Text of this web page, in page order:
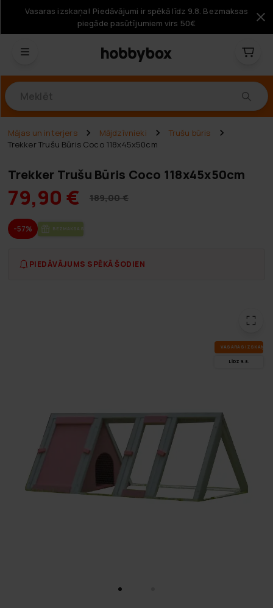
Vasaras izskaņa! Piedāvājumi ir spēkā līdz 9.8. Bezmaksas
piegāde pasūtījumiem virs 50€
Mājas un interjers Mājdzīvnieki
Trušu būris
Trekker Trušu Būris Coco 118x45x50cm
Trekker Trušu Būris Coco 118x45x50cm
79,90 € 189,00 €
-57% BEZ­MAK­SAS PIE­GĀ­DE
PIEDĀVĀJUMS SPĒKĀ ŠODIEN
VA­SA­RAS IZ­SKA­ŅA
LĪDZ 9.8.